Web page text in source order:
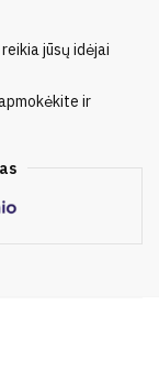
jūsų idėjai
ir